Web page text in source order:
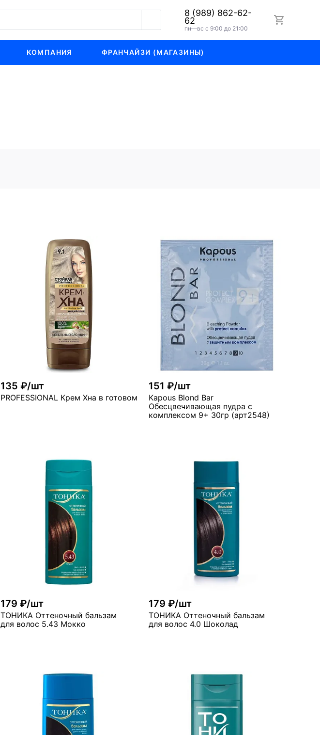
8 (989) 862-62-
62
пн—вс с 9:00 до 21:00
КОМПАНИЯ ФРАНЧАЙЗИ (МАГАЗИНЫ)
135 ₽/шт
PROFESSIONAL Крем Хна в готовом виде Индийская 140мл 9.1 Пепельный
В корзину
151 ₽/шт
Kapous Blond Bar
Обесцвечивающая пудра с
комплексом 9+ 30гр (арт2548)
В корзину
179 ₽/шт
ТОНИКА Оттеночный бальзам
для волос 5.43 Мокко
В корзину
179 ₽/шт
ТОНИКА Оттеночный бальзам
для волос 4.0 Шоколад